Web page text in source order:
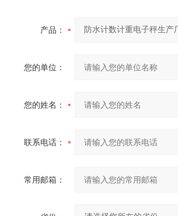
产品：
您的单位：
您的姓名：
联系电话：
常用邮箱：